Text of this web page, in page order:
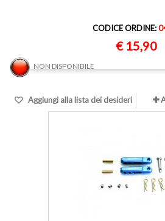
CODICE ORDINE:
€ 15,90
NON DISPONIBILE
Aggiungi alla lista dei desideri